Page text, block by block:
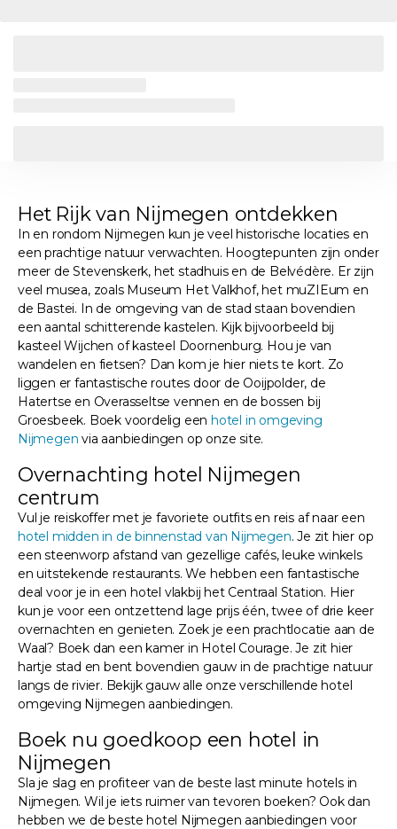
Het Rijk van Nijmegen ontdekken
In en rondom Nijmegen kun je veel historische locaties en
een prachtige natuur verwachten. Hoogtepunten zijn onder
meer de Stevenskerk, het stadhuis en de Belvédère. Er zijn
veel musea, zoals Museum Het Valkhof, het muZIEum en
de Bastei. In de omgeving van de stad staan bovendien
een aantal schitterende kastelen. Kijk bijvoorbeeld bij
kasteel Wijchen of kasteel Doornenburg. Hou je van
wandelen en fietsen? Dan kom je hier niets te kort. Zo
liggen er fantastische routes door de Ooijpolder, de
Hatertse en Overasseltse vennen en de bossen bij
Groesbeek. Boek voordelig eenhotel in omgeving
Nijmegen via aanbiedingen op onze site.
Overnachting hotel Nijmegen
centrum
Vul je reiskoffer met je favoriete outfits en reis af naar een
hotel midden in de binnenstad van Nijmegen. Je zit hier op
een steenworp afstand van gezellige cafés, leuke winkels
en uitstekende restaurants. We hebben een fantastische
deal voor je in een hotel vlakbij het Centraal Station. Hier
kun je voor een ontzettend lage prijs één, twee of drie keer
overnachten en genieten. Zoek je een prachtlocatie aan de
Waal? Boek dan een kamer in Hotel Courage. Je zit hier
hartje stad en bent bovendien gauw in de prachtige natuur
langs de rivier. Bekijk gauw alle onze verschillende hotel
omgeving Nijmegen aanbiedingen.
Boek nu goedkoop een hotel in
Nijmegen
Sla je slag en profiteer van de beste last minute hotels in
Nijmegen. Wil je iets ruimer van tevoren boeken? Ook dan
hebben we de beste hotel Nijmegen aanbiedingen voor